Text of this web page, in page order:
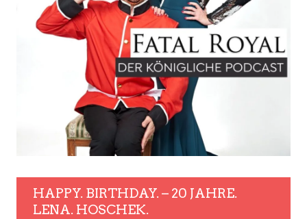
HAPPY. BIRTHDAY. – 20 JAHRE.
LENA. HOSCHEK.